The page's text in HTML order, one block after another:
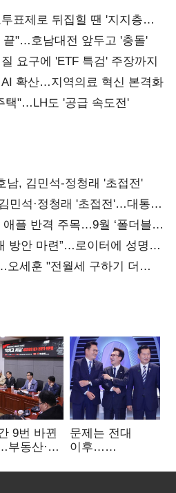
표제로 뒤집힐 땐 '지지층
끝"…호남대전 앞두고 '충돌'
요구에 'ETF 특검' 주장까지
확산…지역의료 혁신 본격화
택"…LH도 '공급 속도전'
남, 김민석-정청래 '초접전'
민석·정청래 '초접전'…대통령
)
애플 반격 주목…9월 ‘폴더블
방안 마련”…로이터에 성명
오세훈 "전월세 구하기 더
9번 바뀐
부동산·
다
문제는 전대
이후…
뒤집힐 땐